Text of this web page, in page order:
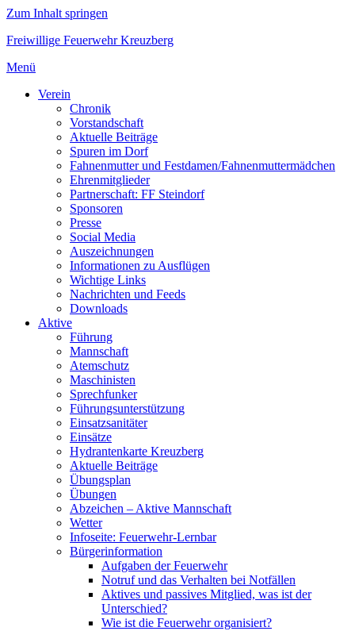
Zum Inhalt springen
Freiwillige Feuerwehr Kreuzberg
Menü
Verein
Chronik
Vorstandschaft
Aktuelle Beiträge
Spuren im Dorf
Fahnenmutter und Festdamen/Fahnenmuttermädchen
Ehrenmitglieder
Partnerschaft: FF Steindorf
Sponsoren
Presse
Social Media
Auszeichnungen
Informationen zu Ausflügen
Wichtige Links
Nachrichten und Feeds
Downloads
Aktive
Führung
Mannschaft
Atemschutz
Maschinisten
Sprechfunker
Führungsunterstützung
Einsatzsanitäter
Einsätze
Hydrantenkarte Kreuzberg
Aktuelle Beiträge
Übungsplan
Übungen
Abzeichen – Aktive Mannschaft
Wetter
Infoseite: Feuerwehr-Lernbar
Bürgerinformation
Aufgaben der Feuerwehr
Notruf und das Verhalten bei Notfällen
Aktives und passives Mitglied, was ist der
Unterschied?
Wie ist die Feuerwehr organisiert?